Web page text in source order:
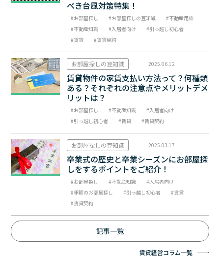
べき台風対策特集！
お部屋探し お部屋探しの豆知識
不動産用語
不動産知識
入居者向け
引っ越し初心者
賃貸
賃貸契約
お部屋探しの豆知識 2025.06.12
賃貸物件の家賃支払い方法って？何種類
ある？それぞれの注意点やメリットデメ
リットは？
お部屋探し 不動産知識
入居者向け
引っ越し初心者
賃貸 賃貸契約
お部屋探しの豆知識 2025.03.17
卒業式の歴史と卒業シーズンにお部屋探
しをするポイントをご紹介！
お部屋探し 不動産知識
入居者向け
季節のお部屋探し
引っ越し初心者
賃貸
賃貸契約
記事一覧
賃貸経営コラム一覧